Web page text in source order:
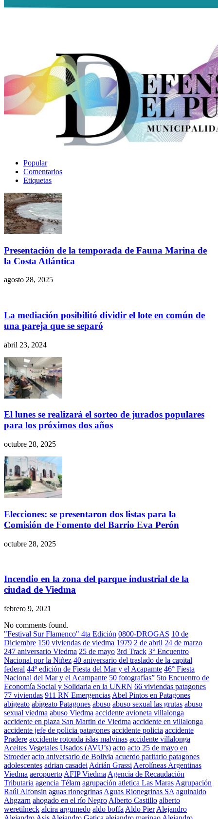
Popular
Comentarios
Etiquetas
Presentación de la temporada de Fauna Marina de
la Costa Atlántica
agosto 28, 2025
La mediación posibilitó dividir el lote en común de
una pareja que se separó
abril 23, 2024
El lunes se realizará el sorteo de jurados populares
para los próximos dos años
octubre 28, 2025
Elecciones: se presentaron dos listas para la
Comisión de Fomento del Barrio Eva Perón
octubre 28, 2025
Incendio en la zona del parque industrial de la
ciudad de Viedma
febrero 9, 2021
No comments found.
"Festival Sur Flamenco" 4ta Edición 0800-DROGAS 10 de
Diciembre 150 viviendas de viedma 1979 2 de abril 24 de marzo
247 aniversario Viedma 25 de mayo 3rd Track 3° Encuentro
Nacional por la Niñez 40 aniversario del traslado de la capital
federal 44º edición de Fiesta del Mar y el Acapamte 46° Fiesta
Nacional del Mar y el Acampante 50 fotografías” 5to Encuentro de
Economía Social y Solidaria en la UNRN 66 viviendas patagones
77 viviendas 911 RN Emergencias Abel Pintos en Patagones
abigeato abigeato Patagones abuso abuso sexual las grutas abuso
sexual viedma abuso Viedma accidente avioneta villalonga
accidente en plaza San Martin de Viedma accidente en villalonga
accidente jefe de policia patagones accidente policia accidente
Pradere accidente rotonda islas malvinas accidente villalonga
Aceites Vegetales Usados (AVU’s) acto acto 25 de mayo en
Stroeder acto aniversario de Bolivia acuerdo paritario patagones
adolescentes adrian casadei Adrián Grassi Aerolíneas Argentinas
Viedma aeropuerto AFIP Viedma Agencia de Recaudación
Tributaria agencia Télam agrupación atletica Las Maras Agrupación
Raúl Alfonsin aguas rionegrinas Aguas Rionegrinas SA aguinaldo
Ahgzarn ahogado en el río Negro Alberto Castillo alberto
weretilneck alcira argumedo aldo boffa Aldo Pier Alejandro